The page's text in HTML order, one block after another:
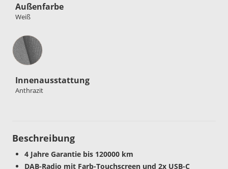
Außenfarbe
Weiß
Innenausstattung
Innenausstattung
Anthrazit
Beschreibung
4 Jahre Garantie bis 120000 km
DAB-Radio mit Farb-Touchscreen und 2x USB-C